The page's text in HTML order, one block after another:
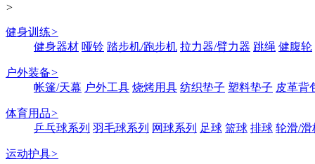
>
健身训练>
健身器材 哑铃 踏步机/跑步机 拉力器/臂力器 跳绳 健腹轮
户外装备>
帐篷/天幕 户外工具 烧烤用具 纺织垫子 塑料垫子 皮革背
体育用品>
乒乓球系列 羽毛球系列 网球系列 足球 篮球 排球 轮滑/滑
运动护具>